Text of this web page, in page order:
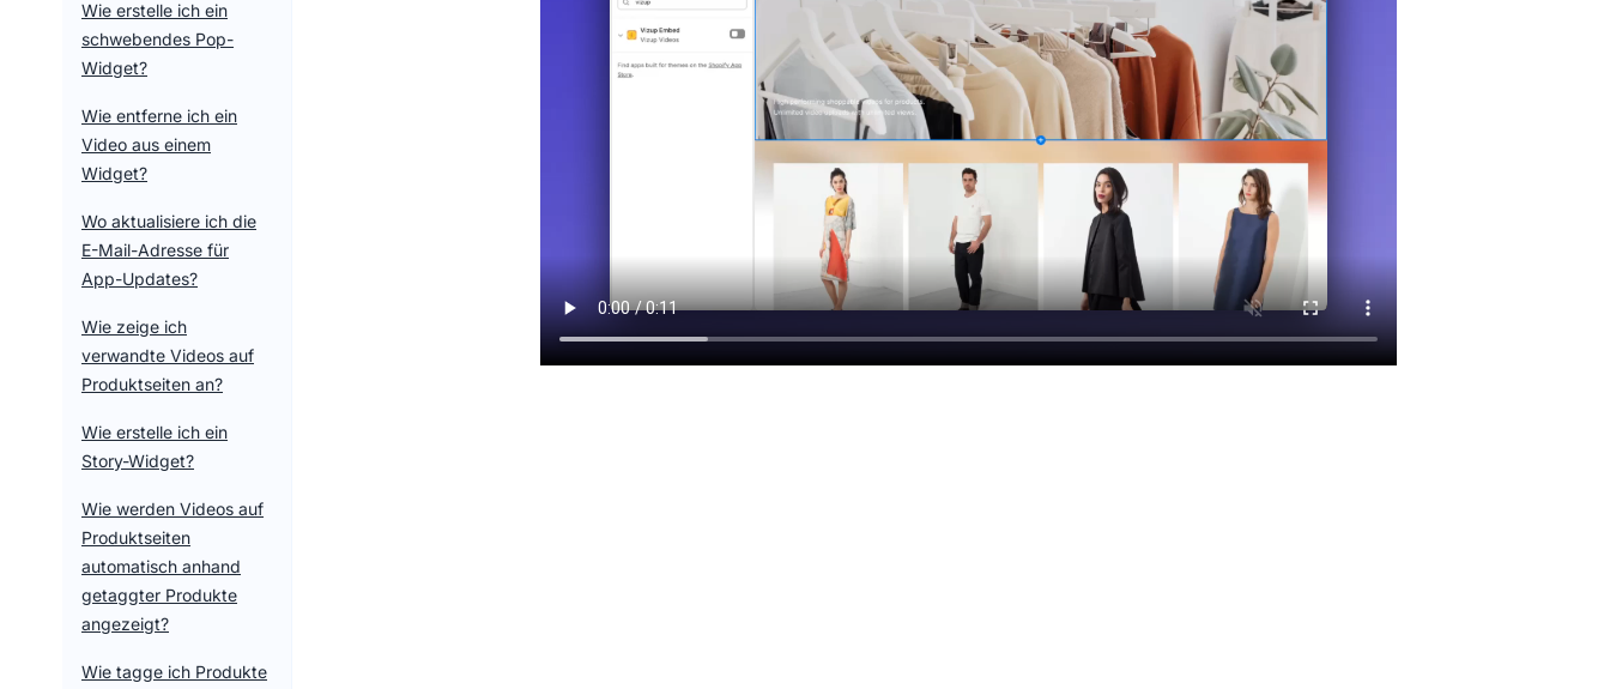
Wie erstelle ich ein
schwebendes Pop-
Widget?
Wie entferne ich ein
Video aus einem
Widget?
Wo aktualisiere ich die
E-Mail-Adresse für
App-Updates?
Wie zeige ich
verwandte Videos auf
Produktseiten an?
Wie erstelle ich ein
Story-Widget?
Wie werden Videos auf
Produktseiten
automatisch anhand
getaggter Produkte
angezeigt?
Wie tagge ich Produkte